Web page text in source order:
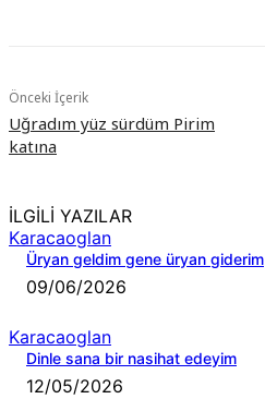
Önceki İçerik
Uğradım yüz sürdüm Pirim
katına
İLGİLİ YAZILAR
Karacaoglan
Üryan geldim gene üryan giderim
09/06/2026
Karacaoglan
Dinle sana bir nasihat edeyim
12/05/2026